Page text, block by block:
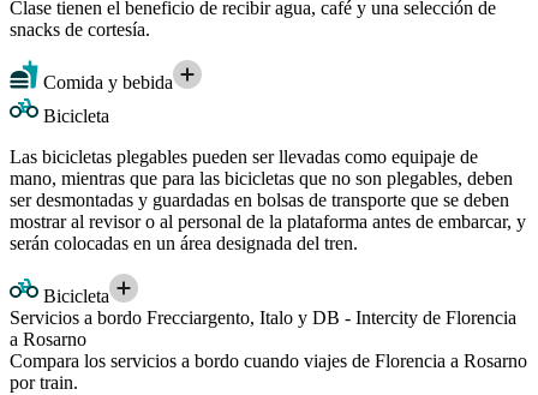
Clase tienen el beneficio de recibir agua, café y una selección de
snacks de cortesía.
Comida y bebida
Bicicleta
Las bicicletas plegables pueden ser llevadas como equipaje de
mano, mientras que para las bicicletas que no son plegables, deben
ser desmontadas y guardadas en bolsas de transporte que se deben
mostrar al revisor o al personal de la plataforma antes de embarcar, y
serán colocadas en un área designada del tren.
Bicicleta
Servicios a bordo Frecciargento, Italo y DB - Intercity de Florencia
a Rosarno
Compara los servicios a bordo cuando viajes de Florencia a Rosarno
por train.